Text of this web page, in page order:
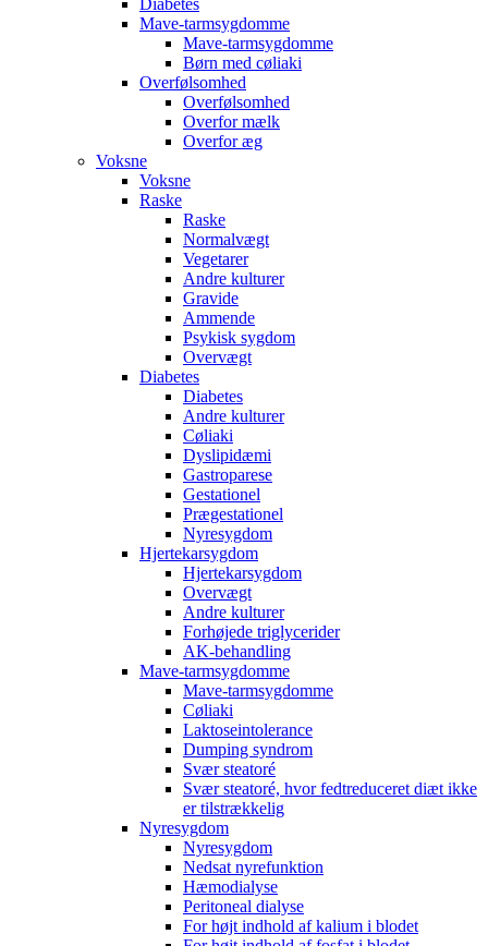
Diabetes
Mave-tarmsygdomme
Mave-tarmsygdomme
Børn med cøliaki
Overfølsomhed
Overfølsomhed
Overfor mælk
Overfor æg
Voksne
Voksne
Raske
Raske
Normalvægt
Vegetarer
Andre kulturer
Gravide
Ammende
Psykisk sygdom
Overvægt
Diabetes
Diabetes
Andre kulturer
Cøliaki
Dyslipidæmi
Gastroparese
Gestationel
Prægestationel
Nyresygdom
Hjertekarsygdom
Hjertekarsygdom
Overvægt
Andre kulturer
Forhøjede triglycerider
AK-behandling
Mave-tarmsygdomme
Mave-tarmsygdomme
Cøliaki
Laktoseintolerance
Dumping syndrom
Svær steatoré
Svær steatoré, hvor fedtreduceret diæt ikke
er tilstrækkelig
Nyresygdom
Nyresygdom
Nedsat nyrefunktion
Hæmodialyse
Peritoneal dialyse
For højt indhold af kalium i blodet